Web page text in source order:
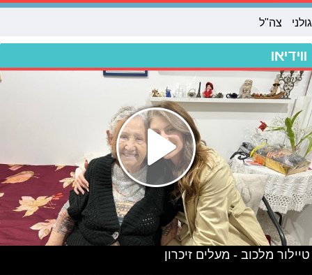
גולני צה"ל
ווידיאו
טיילור מלכוב - מעלים זיכרון